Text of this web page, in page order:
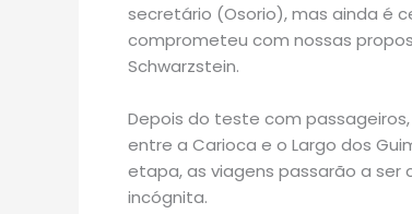
secretário (Osorio), mas ainda é
comprometeu com nossas
Schwarzstein.
Depois do teste com
entre a Carioca e o Largo dos
etapa, as viagens passarão a ser
incógnita.